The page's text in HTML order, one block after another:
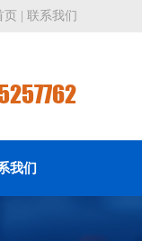
页 联系我们
我们